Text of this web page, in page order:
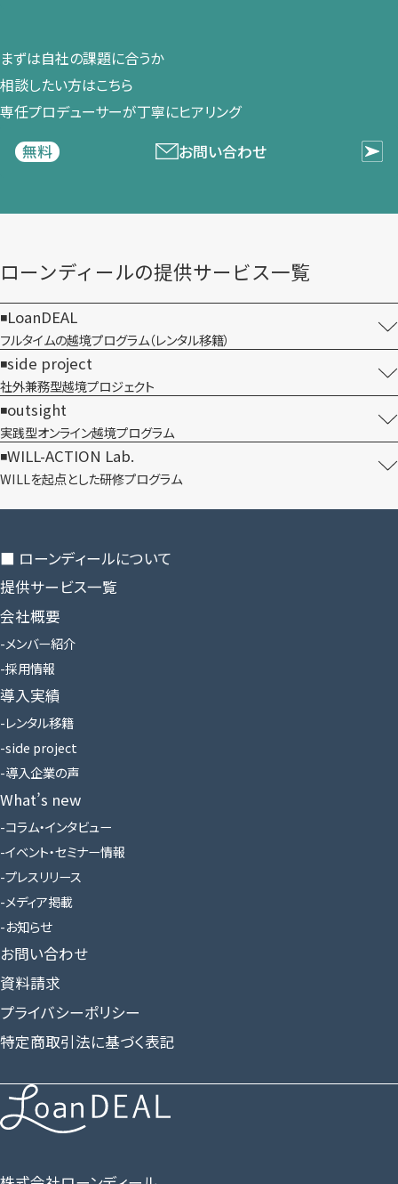
まずは​自社の​課題に​合うか​
相談したい方は​こちら
専任プロデューサーが​丁寧に​ヒアリング
無料
お問い合わせ
ローンディールの​提供サービス一覧
LoanDEAL
フルタイムの越境プログラム​（レンタル移籍）
side project
社外兼務型​越境プロジェクト
outsight
実践型オンライン​越境プログラム
WILL-ACTION Lab.
WILLを​起点とした​研修プログラム
■ ローンディールに​ついて
提供サービス一覧
会社概要
メンバー紹介
採用情報
導入実績
レンタル移籍
side project
導入企業の声
What’s new
コラム・インタビュー
イベント・セミナー情報
プレスリリース
メディア掲載
お知らせ
お問い合わせ
資料請求
プライバシーポリシー
特定商取引法に基づく表記